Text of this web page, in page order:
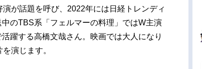
が話題を呼び、2022年には日経トレンディ
のTBS系「フェルマーの料理」ではW主演
躍する高橋文哉さん。映画では大人になり
演じます。